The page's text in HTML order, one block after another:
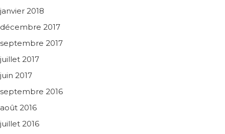
janvier 2018
décembre 2017
septembre 2017
juillet 2017
juin 2017
septembre 2016
août 2016
juillet 2016